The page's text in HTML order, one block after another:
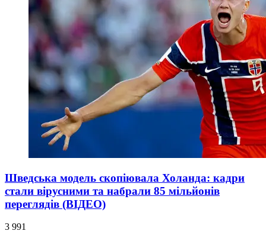
Шведська модель скопіювала Холанда: кадри
стали вірусними та набрали 85 мільйонів
переглядів (ВІДЕО)
3 991